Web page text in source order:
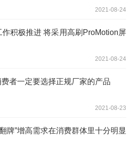
2021-08-24
积极推进 将采用高刷ProMotion屏
2021-08-24
者一定要选择正规厂家的产品
2021-08-23
牌”增高需求在消费群体里十分明显